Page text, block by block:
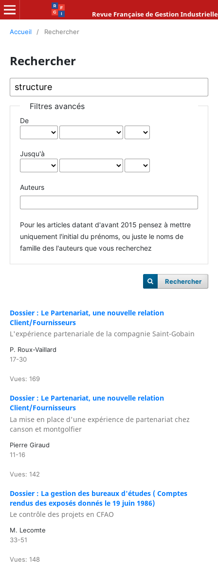
Revue Française de Gestion Industrielle
Accueil / Rechercher
Rechercher
Filtres avancés
De
Jusqu'à
Auteurs
Pour les articles datant d'avant 2015 pensez à mettre
uniquement l'initial du prénoms, ou juste le noms de
famille des l'auteurs que vous recherchez
Rechercher
Dossier : Le Partenariat, une nouvelle relation
Client/Fournisseurs
L'expérience partenariale de la compagnie Saint-Gobain
P. Roux-Vaillard
17-30
Vues: 169
Dossier : Le Partenariat, une nouvelle relation
Client/Fournisseurs
La mise en place d'une expérience de partenariat chez
canson et montgolfier
Pierre Giraud
11-16
Vues: 142
Dossier : La gestion des bureaux d'études ( Comptes
rendus des exposés donnés le 19 juin 1986)
Le contrôle des projets en CFAO
M. Lecomte
33-51
Vues: 148